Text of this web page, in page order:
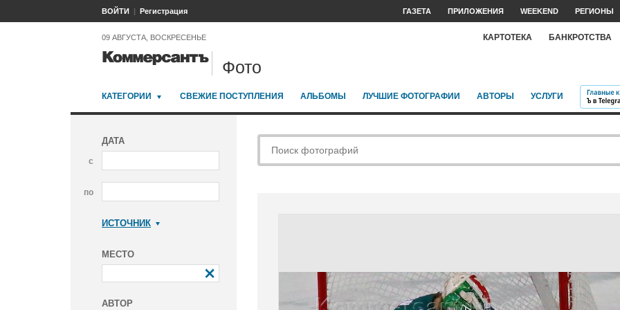
ВОЙТИ Регистрация ГАЗЕТА ПРИЛОЖЕНИЯ WEEKEND РЕГИОНЫ
09 АВГУСТА, ВОСКРЕСЕНЬЕ КАРТОТЕКА БАНКРОТСТВА
Фото
КАТЕГОРИИ СВЕЖИЕ ПОСТУПЛЕНИЯ АЛЬБОМЫ ЛУЧШИЕ ФОТОГРАФИИ АВТОРЫ УСЛУГИ
ДАТА
с
по
ИСТОЧНИК
МЕСТО
АВТОР